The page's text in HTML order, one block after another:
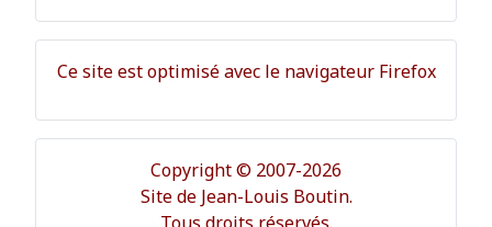
Ce site est optimisé avec le navigateur Firefox
Copyright © 2007-2026
Site de Jean-Louis Boutin.